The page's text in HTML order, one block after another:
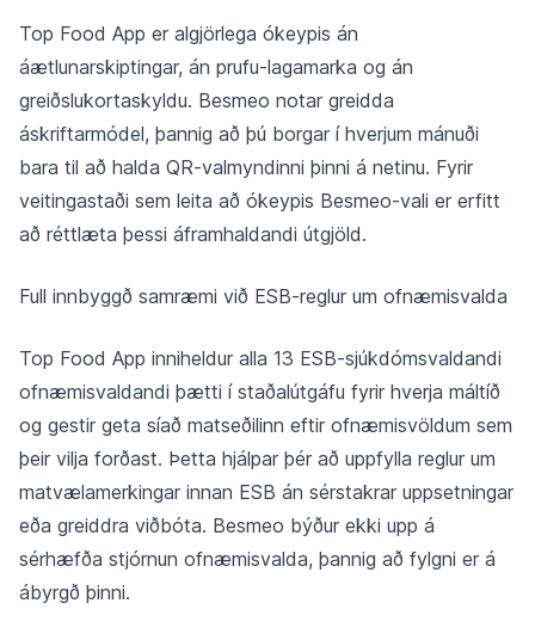
Top Food App er algjörlega ókeypis án
áætlunarskiptingar, án prufu-lagamarka og án
greiðslukortaskyldu. Besmeo notar greidda
áskriftarmódel, þannig að þú borgar í hverjum mánuði
bara til að halda QR-valmyndinni þinni á netinu. Fyrir
veitingastaði sem leita að ókeypis Besmeo-vali er erfitt
að réttlæta þessi áframhaldandi útgjöld.
Full innbyggð samræmi við ESB-reglur um ofnæmisvalda
Top Food App inniheldur alla 13 ESB-sjúkdómsvaldandi
ofnæmisvaldandi þætti í staðalútgáfu fyrir hverja máltíð
og gestir geta síað matseðilinn eftir ofnæmisvöldum sem
þeir vilja forðast. Þetta hjálpar þér að uppfylla reglur um
matvælamerkingar innan ESB án sérstakrar uppsetningar
eða greiddra viðbóta. Besmeo býður ekki upp á
sérhæfða stjórnun ofnæmisvalda, þannig að fylgni er á
ábyrgð þinni.